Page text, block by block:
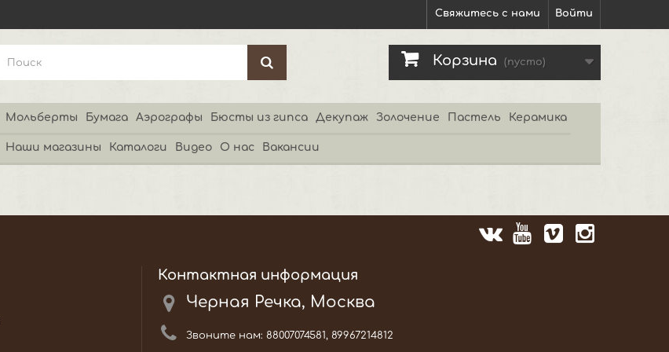
Войти
Свяжитесь с нами
Корзина (пусто)
Мольберты Бумага Аэрографы Бюсты из гипса Декупаж Золочение Пастель Керамика
Наши магазины Каталоги Видео О нас Вакансии
Контактная информация
Черная Речка, Москва
Звоните нам: 88007074581, 89967214812